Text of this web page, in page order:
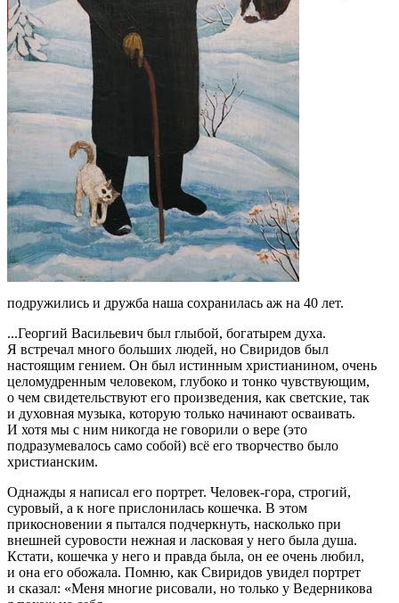
подружились и дружба наша сохранилась аж на 40 лет.
...Георгий Васильевич был глыбой, богатырем духа.
Я встречал много больших людей, но Свиридов был
настоящим гением. Он был истинным христианином, очень
целомудренным человеком, глубоко и тонко чувствующим,
о чем свидетельствуют его произведения, как светские, так
и духовная музыка, которую только начинают осваивать.
И хотя мы с ним никогда не говорили о вере (это
подразумевалось само собой) всё его творчество было
христианским.
Однажды я написал его портрет. Человек-гора, строгий,
суровый, а к ноге прислонилась кошечка. В этом
прикосновении я пытался подчеркнуть, насколько при
внешней суровости нежная и ласковая у него была душа.
Кстати, кошечка у него и правда была, он ее очень любил,
и она его обожала. Помню, как Свиридов увидел портрет
и сказал: «Меня многие рисовали, но только у Ведерникова